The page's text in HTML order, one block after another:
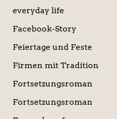
everyday life
Facebook-Story
Feiertage und Feste
Firmen mit Tradition
Fortsetzungsroman
Fortsetzungsroman